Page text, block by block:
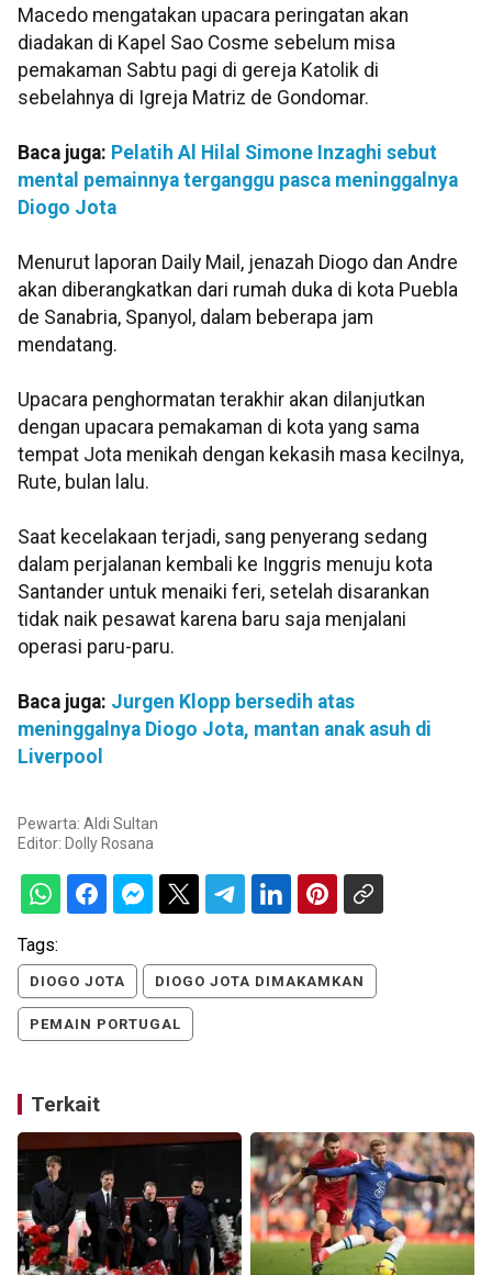
Macedo mengatakan upacara peringatan akan
diadakan di Kapel Sao Cosme sebelum misa
pemakaman Sabtu pagi di gereja Katolik di
sebelahnya di Igreja Matriz de Gondomar.
Baca juga: Pelatih Al Hilal Simone Inzaghi sebut
mental pemainnya terganggu pasca meninggalnya
Diogo Jota
Menurut laporan Daily Mail, jenazah Diogo dan Andre
akan diberangkatkan dari rumah duka di kota Puebla
de Sanabria, Spanyol, dalam beberapa jam
mendatang.
Upacara penghormatan terakhir akan dilanjutkan
dengan upacara pemakaman di kota yang sama
tempat Jota menikah dengan kekasih masa kecilnya,
Rute, bulan lalu.
Saat kecelakaan terjadi, sang penyerang sedang
dalam perjalanan kembali ke Inggris menuju kota
Santander untuk menaiki feri, setelah disarankan
tidak naik pesawat karena baru saja menjalani
operasi paru-paru.
Baca juga: Jurgen Klopp bersedih atas
meninggalnya Diogo Jota, mantan anak asuh di
Liverpool
Pewarta: Aldi Sultan
Editor: Dolly Rosana
Tags:
DIOGO JOTA DIOGO JOTA DIMAKAMKAN
PEMAIN PORTUGAL
Terkait